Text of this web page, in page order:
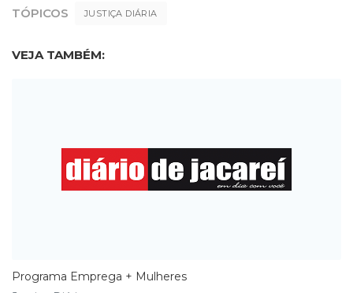
TÓPICOS JUSTIÇA DIÁRIA
VEJA TAMBÉM:
Programa Emprega + Mulheres